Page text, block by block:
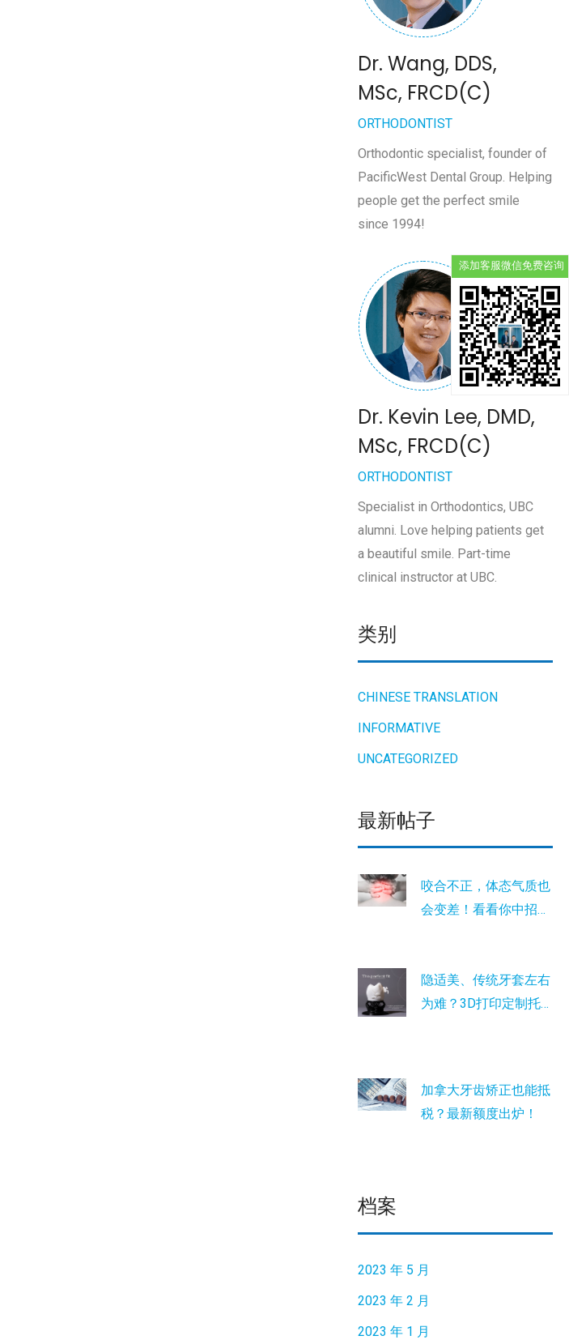
Dr. Wang, DDS,
MSc, FRCD(C)
ORTHODONTIST
Orthodontic specialist, founder of
PacificWest Dental Group. Helping
people get the perfect smile
since 1994!
Dr. Kevin Lee, DMD,
MSc, FRCD(C)
ORTHODONTIST
Specialist in Orthodontics, UBC
alumni. Love helping patients get
a beautiful smile. Part-time
clinical instructor at UBC.
类别
CHINESE TRANSLATION
INFORMATIVE
UNCATEGORIZED
最新帖子
咬合不正，体态气质也
会变差！看看你中招
隐适美、传统牙套左右
为难？3D打印定制托
加拿大牙齿矫正也能抵
税？最新额度出炉！
档案
2023 年 5 月
2023 年 2 月
2023 年 1 月
添加客服微信免费咨询